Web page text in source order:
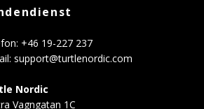
+46 19-227 237
support@turtlenordic.com
Nordic
Vagngatan 1C